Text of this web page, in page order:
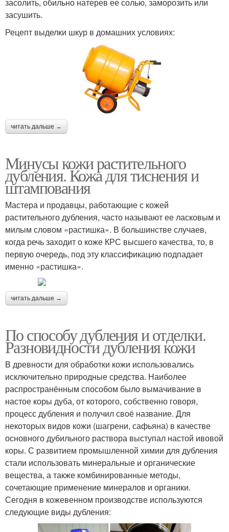
засолить, обильно натерев ее солью, заморозить или
засушить.
Рецепт выделки шкур в домашних условиях:
читать дальше →
Минусы кожи растительного
дубления. Кожа для тиснения и
штампования
Мастера и продавцы, работающие с кожей
растительного дубления, часто называют ее ласковым и
милым словом «растишка». В большинстве случаев,
когда речь заходит о коже КРС высшего качества, то, в
первую очередь, под эту классификацию подпадает
именно «растишка».
читать дальше →
По способу дубления и отделки.
Разновидности дубления кожи
В древности для обработки кожи использовались
исключительно природные средства. Наиболее
распространённым способом было вымачивание в
настое коры дуба, от которого, собственно говоря,
процесс дубления и получил своё название. Для
некоторых видов кожи (шагрени, сафьяна) в качестве
основного дубильного раствора выступал настой ивовой
коры. С развитием промышленной химии для дубления
стали использовать минеральные и органические
вещества, а также комбинированные методы,
сочетающие применение минералов и органики.
Сегодня в кожевенном производстве используются
следующие виды дубления: